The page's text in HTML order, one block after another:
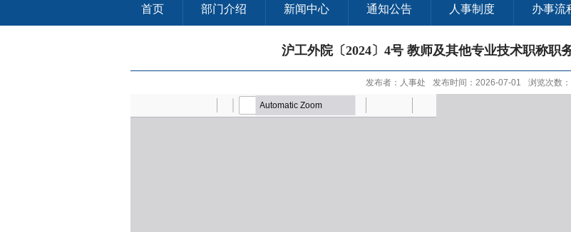
首页 部门介绍 新闻中心 通知公告 人事制度 办事流
沪工外院〔2024〕4号 教师及其他专业技术职称职
发布者：人事处 发布时间：2026-07-01 浏览次数：